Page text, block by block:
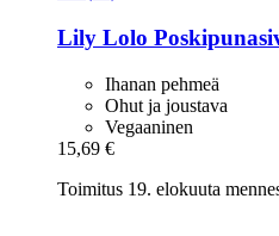
Lily Lolo
Ihanan pehmeä
Ohut ja joustava
Vegaaninen
15,69 €
Toimitus 19. elokuuta